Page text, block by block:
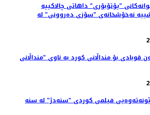
"یۆتۆبۆری" داهاتی چالاکییه‌
نه‌خۆشخانه‌ی "سۆزی ده‌روونی" له
قوبادی بۆ منداڵانی کورد بە ناوی "منداڵانی
فیلمی کوردی "سنەدژ" لە سنە